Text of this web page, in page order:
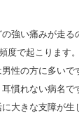
強い痛みが走る
度で起こります
性の方に多いで
慣れない病名で
大きな支障が生